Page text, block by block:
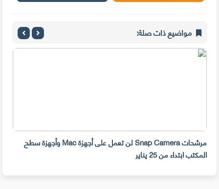
مواضيع ذات صلة:
مرشحات Snap Camera لن تعمل على أجهزة Mac وأجهزة سطح
المكتب ابتداء من 25 يناير